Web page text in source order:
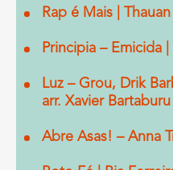
Rap é Mais |
Principia – Emicida
Luz – Grou, Drik
arr. Xavier Bartaburu
Abre Asas! – Anna